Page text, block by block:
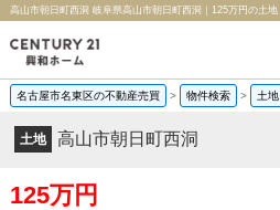
名古屋市名東区の不動産売買 > 物件検索 > 土地
土地 高山市朝日町西洞
125万円